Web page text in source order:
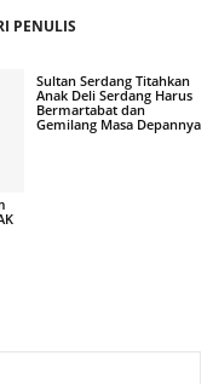
PENULIS
Sultan Serdang Titahkan
Anak Deli Serdang Harus
Bermartabat dan
Gemilang Masa Depannya